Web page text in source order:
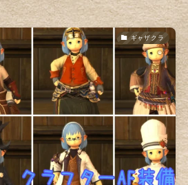
ギャザクラ